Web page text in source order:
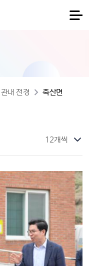
관내 전경 축산면